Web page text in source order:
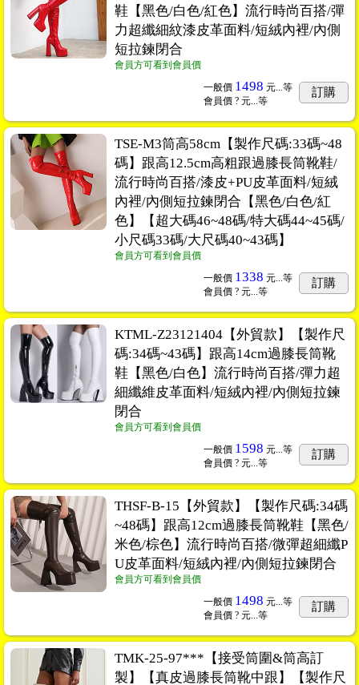
鞋【黑色/白色/紅色】流行時尚百搭/彈
力超纖細紋漆皮革面料/短絨內裡/內側
短拉鍊閉合
會員方可看到會員價
一般價 1498 元...等
會員價 ? 元...等
訂購
TSE-M3筒高58cm【製作尺碼:33碼~48
碼】跟高12.5cm高粗跟過膝長筒靴鞋/
流行時尚百搭/漆皮+PU皮革面料/短絨
內裡/內側短拉鍊閉合【黑色/白色/紅
色】【超大碼46~48碼/特大碼44~45碼/
小尺碼33碼/大尺碼40~43碼】
會員方可看到會員價
一般價 1338 元...等
會員價 ? 元...等
訂購
KTML-Z23121404【外貿款】【製作尺
碼:34碼~43碼】跟高14cm過膝長筒靴
鞋【黑色/白色】流行時尚百搭/彈力超
細纖維皮革面料/短絨內裡/內側短拉鍊
閉合
會員方可看到會員價
一般價 1598 元...等
會員價 ? 元...等
訂購
THSF-B-15【外貿款】【製作尺碼:34碼
~48碼】跟高12cm過膝長筒靴鞋【黑色/
米色/棕色】流行時尚百搭/微彈超細纖P
U皮革面料/短絨內裡/內側短拉鍊閉合
會員方可看到會員價
一般價 1498 元...等
會員價 ? 元...等
訂購
TMK-25-97***【接受筒圍&筒高訂
製】【真皮過膝長筒靴中跟】【製作尺